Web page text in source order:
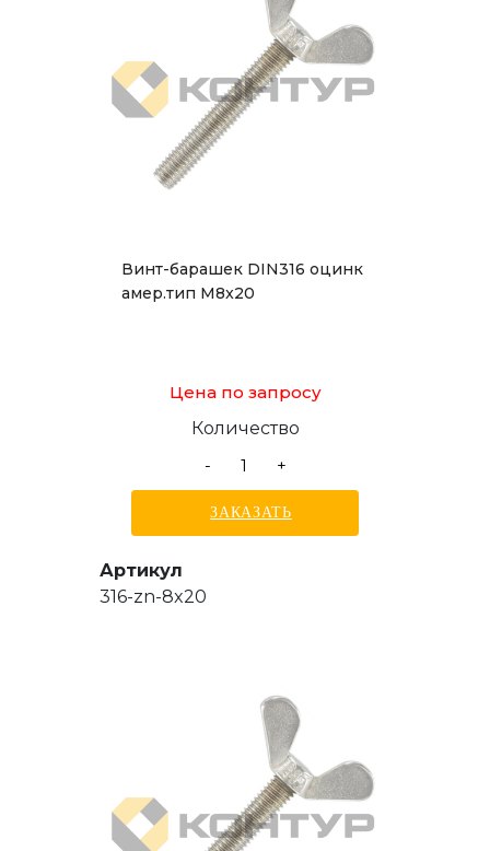
Винт-барашек DIN316 оцинк
амер.тип М8x20
Цена по запросу
Количество
-
+
ЗАКАЗАТЬ
Артикул
316-zn-8x20